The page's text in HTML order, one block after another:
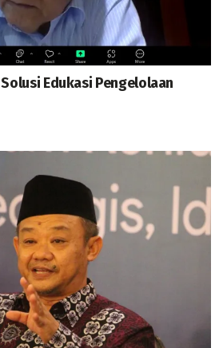
Edukasi Pengelolaan